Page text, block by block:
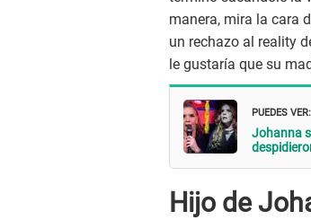
manera, mira la cara
un rechazo al reality
le gustaría que su
PUEDES VER:
Johanna
Hijo de